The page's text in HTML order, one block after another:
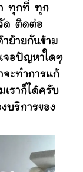
า ทุกที่ ทุก
วัด ติดต่อ
ย้ายกันข้าม
จอปัญหาใดๆ
จะทำการแก้
ราก็ได้ครับ
บริการของ